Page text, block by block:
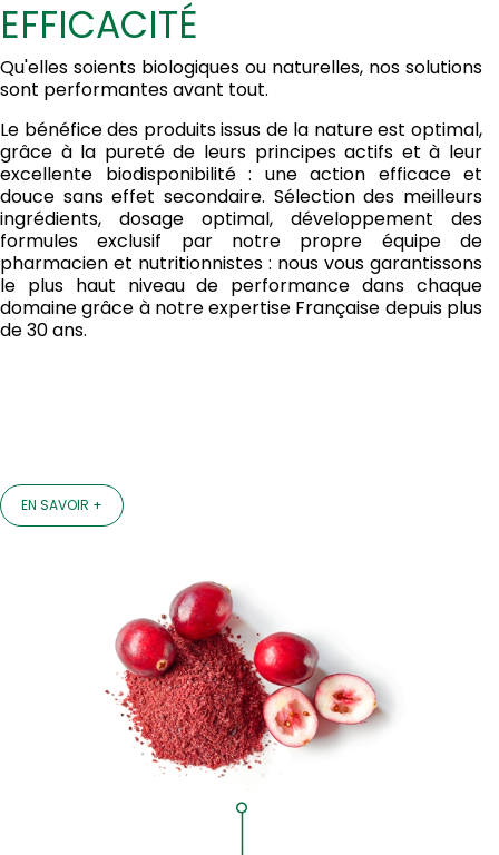
EFFICACITÉ
Qu'elles soients biologiques ou naturelles, nos solutions
sont performantes avant tout.
Le bénéfice des produits issus de la nature est optimal,
grâce à la pureté de leurs principes actifs et à leur
excellente biodisponibilité : une action efficace et
douce sans effet secondaire. Sélection des meilleurs
ingrédients, dosage optimal, développement des
formules exclusif par notre propre équipe de
pharmacien et nutritionnistes : nous vous garantissons
le plus haut niveau de performance dans chaque
domaine grâce à notre expertise Française depuis plus
de 30 ans.
EN SAVOIR +